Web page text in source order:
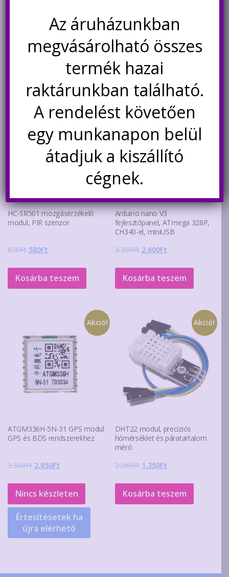
Kosárba teszem
Kapcsolódó termékek
Akció!
HC-SR501 mozgásérzékelő
modul, PIR szenzor
820Ft Original
was:
820Ft.
580Ft
is:
580Ft.
Kosárba teszem
Arduino nano V3
fejlesztőpanel, ATmega 328P,
CH340-el, miniUSB
3.300Ft Original
was:
3.300Ft.
2.600FtCurrent
is:
2.600Ft.
Kosárba teszem
Akció!
ATGM336H-5N-31 GPS modul
GPS és BDS rendszerekhez
3.500Ft Original
was:
3.500Ft.
2.850Ft
is:
2.850Ft.
Nincs készleten
Értesítésetek ha
újra elérhető
Akció!
DHT22 modul, precíziós
hőmérséklet és páratartalom
mérő
2.260Ft Original
was:
2.260Ft.
1.350FtCurrent
is:
1.350Ft.
Kosárba teszem
Az áruházunkban
megvásárolható összes
termék hazai
raktárunkban található.
A rendelést követően
egy munkanapon belül
átadjuk a kiszállító
cégnek.